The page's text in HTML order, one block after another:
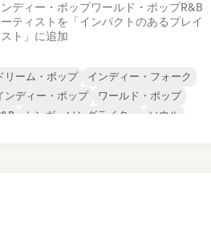
ディー・ポップワールド・ポップR&B
ティストを「インパクトのあるプレイ
スト」に追加
リーム・ポップ
インディー・フォーク
ンディー・ポップ
ワールド・ポップ
シンガーソングライター ソウル